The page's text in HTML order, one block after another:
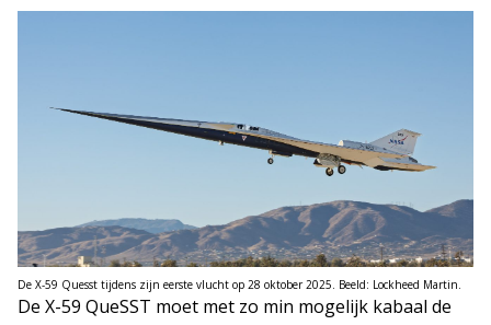
De X-59 Quesst tijdens zijn eerste vlucht op 28 oktober 2025. Beeld: Lockheed Martin.
De X-59 QueSST moet met zo min mogelijk kabaal de